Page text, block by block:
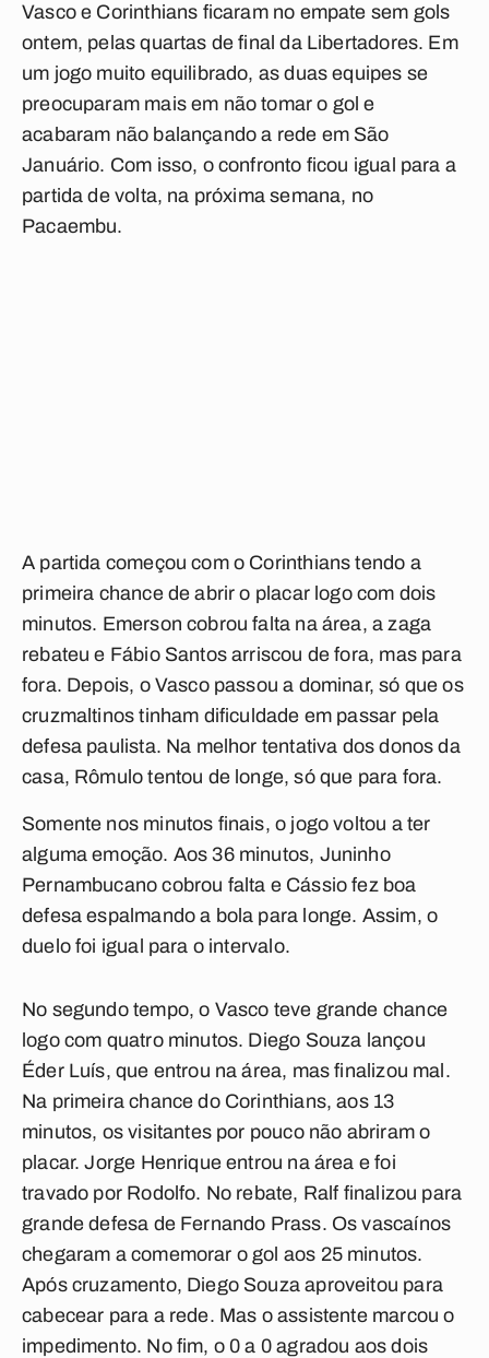
Vasco e Corinthians ficaram no empate sem gols
ontem, pelas quartas de final da Libertadores. Em
um jogo muito equilibrado, as duas equipes se
preocuparam mais em não tomar o gol e
acabaram não balançando a rede em São
Januário. Com isso, o confronto ficou igual para a
partida de volta, na próxima semana, no
Pacaembu.
A partida começou com o Corinthians tendo a
primeira chance de abrir o placar logo com dois
minutos. Emerson cobrou falta na área, a zaga
rebateu e Fábio Santos arriscou de fora, mas para
fora. Depois, o Vasco passou a dominar, só que os
cruzmaltinos tinham dificuldade em passar pela
defesa paulista. Na melhor tentativa dos donos da
casa, Rômulo tentou de longe, só que para fora.
Somente nos minutos finais, o jogo voltou a ter
alguma emoção. Aos 36 minutos, Juninho
Pernambucano cobrou falta e Cássio fez boa
defesa espalmando a bola para longe. Assim, o
duelo foi igual para o intervalo.
No segundo tempo, o Vasco teve grande chance
logo com quatro minutos. Diego Souza lançou
Éder Luís, que entrou na área, mas finalizou mal.
Na primeira chance do Corinthians, aos 13
minutos, os visitantes por pouco não abriram o
placar. Jorge Henrique entrou na área e foi
travado por Rodolfo. No rebate, Ralf finalizou para
grande defesa de Fernando Prass. Os vascaínos
chegaram a comemorar o gol aos 25 minutos.
Após cruzamento, Diego Souza aproveitou para
cabecear para a rede. Mas o assistente marcou o
impedimento. No fim, o 0 a 0 agradou aos dois